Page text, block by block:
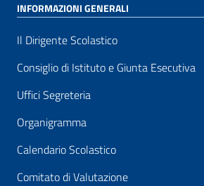
INFORMAZIONI GENERALI
Il Dirigente Scolastico
Consiglio di Istituto e Giunta Esecutiva
Uffici Segreteria
Organigramma
Calendario Scolastico
Comitato di Valutazione